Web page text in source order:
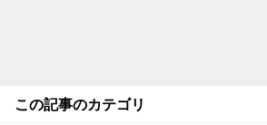
この記事のカテゴリ